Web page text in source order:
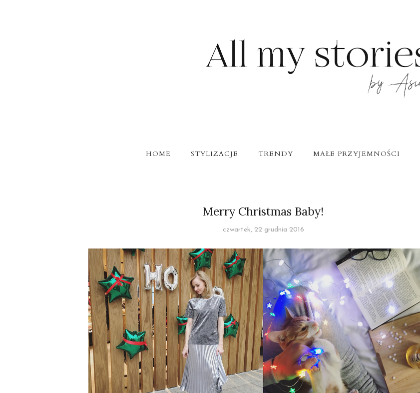
HOME STYLIZACJE TRENDY MAŁE PRZYJEMNOŚCI
Merry Christmas Baby!
czwartek, 22 grudnia 2016